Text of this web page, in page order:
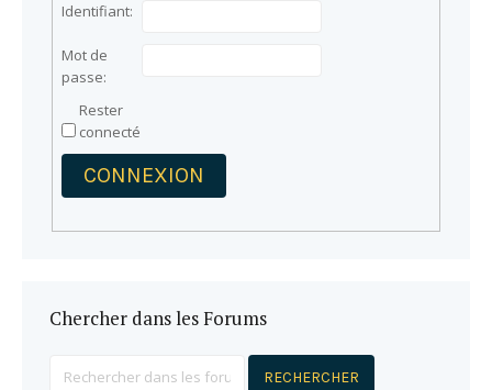
Identifiant:
Mot de
passe:
Rester
connecté
CONNEXION
Chercher dans les Forums